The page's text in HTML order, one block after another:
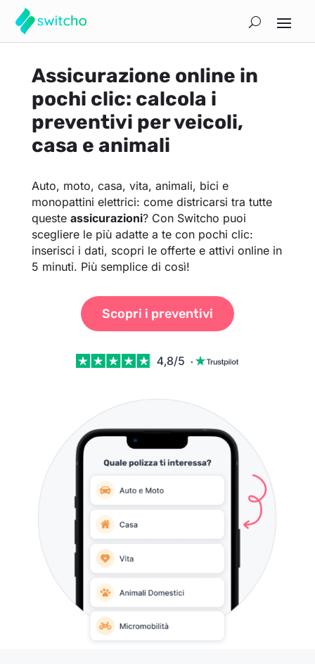
Assicurazione online in
pochi clic: calcola i
preventivi per veicoli,
casa e animali
Auto, moto, casa, vita, animali, bici e
monopattini elettrici: come districarsi tra tutte
queste assicurazioni? Con Switcho puoi
scegliere le più adatte a te con pochi clic:
inserisci i dati, scopri le offerte e attivi online in
5 minuti. Più semplice di così!
Scopri i preventivi